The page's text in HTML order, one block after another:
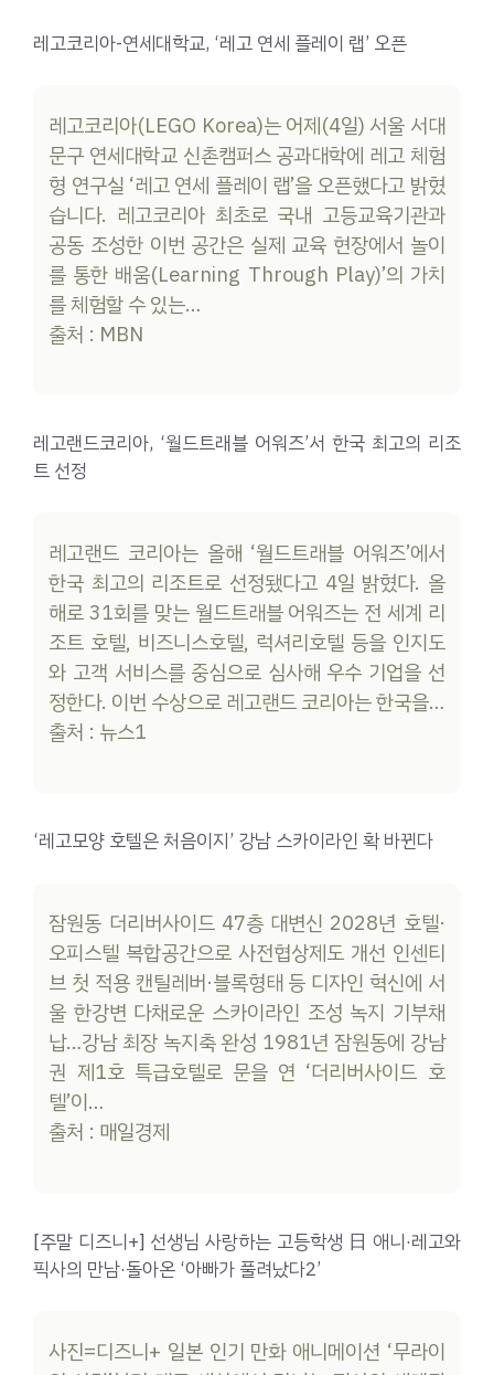
레고코리아-연세대학교, ‘레고 연세 플레이 랩’ 오픈
레고코리아(LEGO Korea)는 어제(4일) 서울 서대
문구 연세대학교 신촌캠퍼스 공과대학에 레고 체험
형 연구실 ‘레고 연세 플레이 랩’을 오픈했다고 밝혔
습니다. 레고코리아 최초로 국내 고등교육기관과
공동 조성한 이번 공간은 실제 교육 현장에서 놀이
를 통한 배움(Learning Through Play)’의 가치
를 체험할 수 있는…
출처 : MBN
레고랜드코리아, ‘월드트래블 어워즈’서 한국 최고의 리조
트 선정
레고랜드 코리아는 올해 ‘월드트래블 어워즈’에서
한국 최고의 리조트로 선정됐다고 4일 밝혔다. 올
해로 31회를 맞는 월드트래블 어워즈는 전 세계 리
조트 호텔, 비즈니스호텔, 럭셔리호텔 등을 인지도
와 고객 서비스를 중심으로 심사해 우수 기업을 선
정한다. 이번 수상으로 레고랜드 코리아는 한국을…
출처 : 뉴스1
‘레고모양 호텔은 처음이지’ 강남 스카이라인 확 바뀐다
잠원동 더리버사이드 47층 대변신 2028년 호텔·
오피스텔 복합공간으로 사전협상제도 개선 인센티
브 첫 적용 캔틸레버·블록형태 등 디자인 혁신에 서
울 한강변 다채로운 스카이라인 조성 녹지 기부채
납…강남 최장 녹지축 완성 1981년 잠원동에 강남
권 제1호 특급호텔로 문을 연 ‘더리버사이드 호
텔’이…
출처 : 매일경제
[주말 디즈니+] 선생님 사랑하는 고등학생 日 애니·레고와
픽사의 만남·돌아온 ‘아빠가 풀려났다2’
사진=디즈니+ 일본 인기 만화 애니메이션 ‘무라이